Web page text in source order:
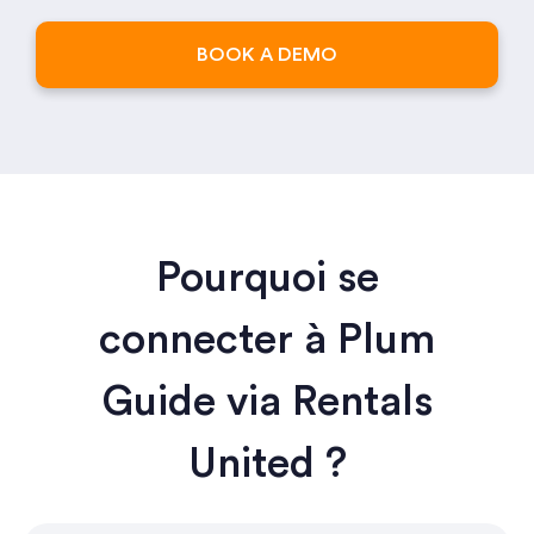
BOOK A DEMO
Pourquoi se
connecter à Plum
Guide via Rentals
United ?